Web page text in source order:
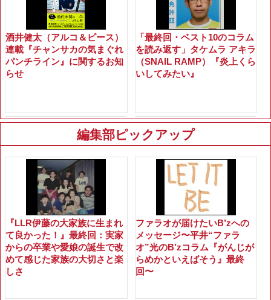
酒井健太（アルコ＆ピース）
連載『チャンサカの気まぐれ
パンチライン』に関するお知
らせ
「最終回・ベスト10のコラム
を読み返す」タケムラ アキラ
（SNAIL RAMP）『炎上くら
いしてみたい』
編集部ピックアップ
『LLR伊藤の大家族に生まれ
て良かった！』最終回：実家
からの卒業や愛娘の誕生で改
めて感じた家族の大切さと楽
しさ
ファラオが届けたいB’zへの
メッセージ〜平井“ファラ
オ”光のB’zコラム『がんじが
らめかといえばそう』最終
回〜